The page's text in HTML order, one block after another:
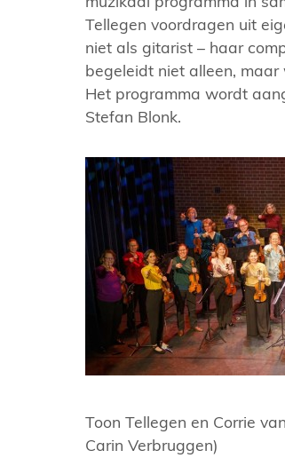
Tellegen voordragen uit
niet als gitarist – haar
begeleidt niet alleen, maar
Het programma wordt
Stefan Blonk.
Toon Tellegen en Corrie
Carin Verbruggen)